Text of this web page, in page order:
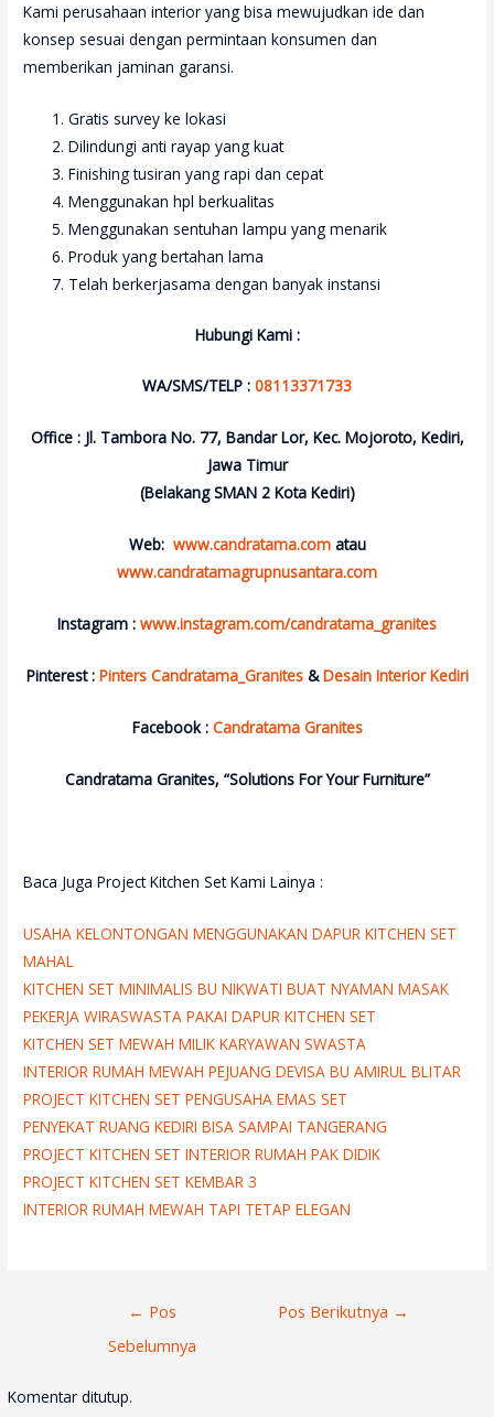
Kami perusahaan interior yang bisa mewujudkan ide dan
konsep sesuai dengan permintaan konsumen dan
memberikan jaminan garansi.
Gratis survey ke lokasi
Dilindungi anti rayap yang kuat
Finishing tusiran yang rapi dan cepat
Menggunakan hpl berkualitas
Menggunakan sentuhan lampu yang menarik
Produk yang bertahan lama
Telah berkerjasama dengan banyak instansi
Hubungi Kami :
WA/SMS/TELP : 08113371733
Office : Jl. Tambora No. 77, Bandar Lor, Kec. Mojoroto, Kediri,
Jawa Timur
(Belakang SMAN 2 Kota Kediri)
Web: www.candratama.com atau
www.candratamagrupnusantara.com
Instagram : www.instagram.com/candratama_granites
Pinterest : Pinters Candratama_Granites &Desain Interior Kediri
Facebook : Candratama Granites
Candratama Granites, “Solutions For Your Furniture”
Baca Juga Project Kitchen Set Kami Lainya :
USAHA KELONTONGAN MENGGUNAKAN DAPUR KITCHEN SET
MAHAL
KITCHEN SET MINIMALIS BU NIKWATI BUAT NYAMAN MASAK
PEKERJA WIRASWASTA PAKAI DAPUR KITCHEN SET
KITCHEN SET MEWAH MILIK KARYAWAN SWASTA
INTERIOR RUMAH MEWAH PEJUANG DEVISA BU AMIRUL BLITAR
PROJECT KITCHEN SET PENGUSAHA EMAS SET
PENYEKAT RUANG KEDIRI BISA SAMPAI TANGERANG
PROJECT KITCHEN SET INTERIOR RUMAH PAK DIDIK
PROJECT KITCHEN SET KEMBAR 3
INTERIOR RUMAH MEWAH TAPI TETAP ELEGAN
Navigasi
Pos
← Pos
Sebelumnya
Pos Berikutnya →
Komentar ditutup.